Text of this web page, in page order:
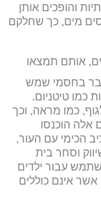
והופכים אותן
מים, כך שחלקם
אותם תמצאו
בחסמי שמש
כמו טיטניום.
כמו מראה, וכך
אלה הוכנסו
הכימי עם העור,
וסחר בית
עבור ילדים
אשר אינם כוללים